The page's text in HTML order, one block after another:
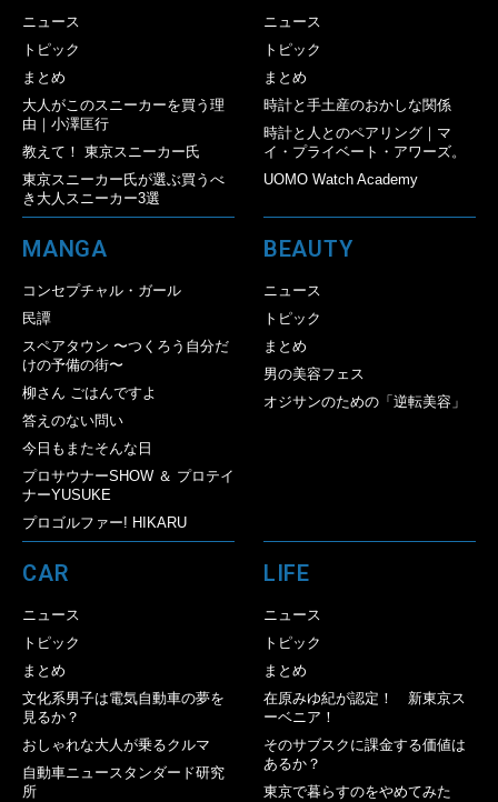
ニュース
トピック
まとめ
大人がこのスニーカーを買う理
由｜小澤匡行
教えて！ 東京スニーカー氏
東京スニーカー氏が選ぶ買うべ
き大人スニーカー3選
ニュース
トピック
まとめ
時計と手土産のおかしな関係
時計と人とのペアリング｜マ
イ・プライベート・アワーズ。
UOMO Watch Academy
MANGA
コンセプチャル・ガール
民譚
スペアタウン 〜つくろう自分だ
けの予備の街〜
柳さん ごはんですよ
答えのない問い
今日もまたそんな日
プロサウナーSHOW ＆ プロテイ
ナーYUSUKE
プロゴルファー! HIKARU
BEAUTY
ニュース
トピック
まとめ
男の美容フェス
オジサンのための「逆転美容」
CAR
ニュース
トピック
まとめ
文化系男子は電気自動車の夢を
見るか？
おしゃれな大人が乗るクルマ
自動車ニュースタンダード研究
所
LIFE
ニュース
トピック
まとめ
在原みゆ紀が認定！ 新東京ス
ーベニア！
そのサブスクに課金する価値は
あるか？
東京で暮らすのをやめてみた